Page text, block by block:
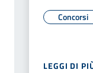
Concorsi
LEGGI DI